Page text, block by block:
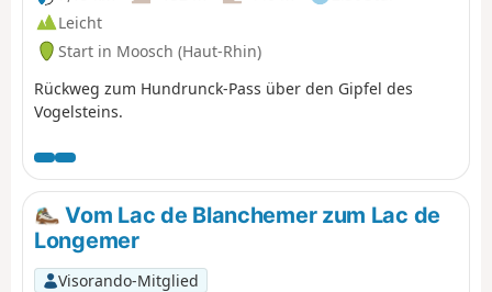
Leicht
Start in Moosch (Haut-Rhin)
Rückweg zum Hundrunck-Pass über den Gipfel des
Vogelsteins.
Vom Lac de Blanchemer zum Lac de
Longemer
Visorando-Mitglied